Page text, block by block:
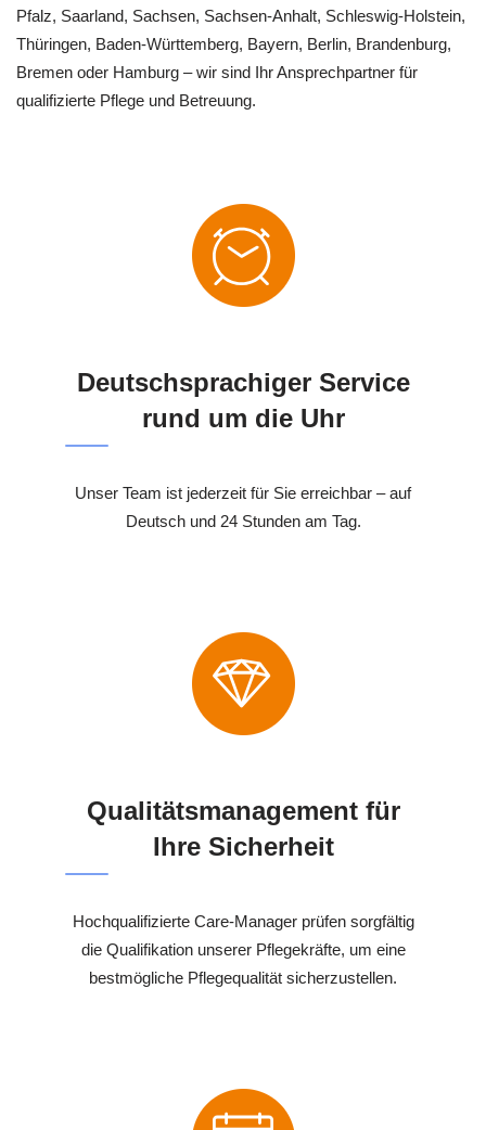
Pfalz, Saarland, Sachsen, Sachsen-Anhalt, Schleswig-Holstein,
Thüringen, Baden-Württemberg, Bayern, Berlin, Brandenburg,
Bremen oder Hamburg – wir sind Ihr Ansprechpartner für
qualifizierte Pflege und Betreuung.
Deutschsprachiger Service
rund um die Uhr
Unser Team ist jederzeit für Sie erreichbar – auf
Deutsch und 24 Stunden am Tag.
Qualitätsmanagement für
Ihre Sicherheit
Hochqualifizierte Care-Manager prüfen sorgfältig
die Qualifikation unserer Pflegekräfte, um eine
bestmögliche Pflegequalität sicherzustellen.